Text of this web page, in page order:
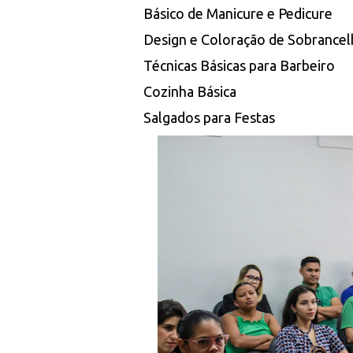
Básico de Manicure e Pedicure
Design e Coloração de
Técnicas Básicas para Barbeiro
Cozinha Básica
Salgados para Festas